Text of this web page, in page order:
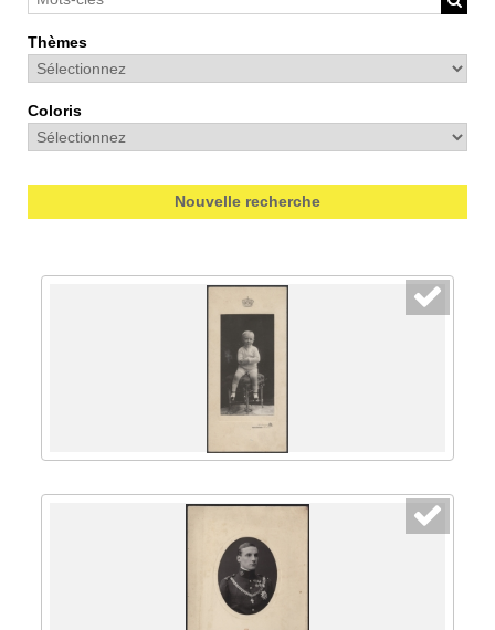
Thèmes
Coloris
Nouvelle recherche